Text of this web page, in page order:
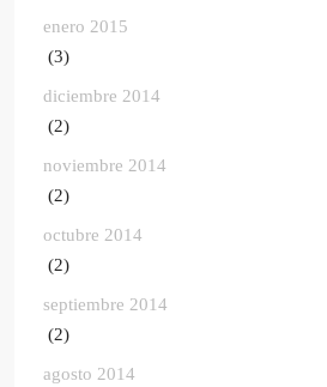
enero 2015
(3)
diciembre 2014
(2)
noviembre 2014
(2)
octubre 2014
(2)
septiembre 2014
(2)
agosto 2014